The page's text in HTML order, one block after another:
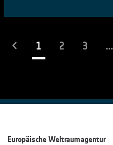
1(laufend)
2 3 ...
Europäische Weltraumagentur